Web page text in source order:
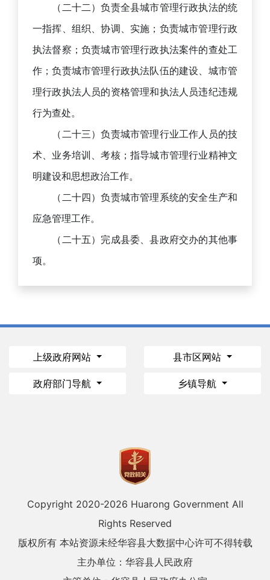
（二十二）负责全县城市管理行政执法的统
一指挥、组织、协调、实施；负责城市管理行政
执法督察；负责城市管理行政执法案件的查处工
作；负责城市管理行政执法队伍的建设、城市管
理行政执法人员的资格管理和执法人员违纪违规
行为查处。
（二十三）负责城市管理行业工作人员的技
术、业务培训、考核；指导城市管理行业精神文
明建设和思想政治工作。
（二十四）负责城市管理系统的安全生产和
应急管理工作。
（二十五）完成县委、县政府交办的其他事
项。
上级政府网站 县市区网站
政府部门导航 乡镇导航
Copyright 2020-2026 Huarong Government All
Rights Reserved
版权所有 本站资源未经华容县大数据中心许可不得转载
主办单位：华容县人民政府